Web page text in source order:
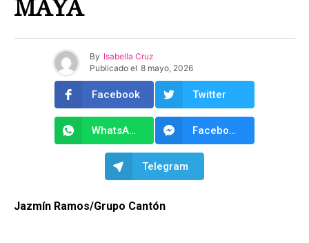
MAYA
By Isabella Cruz
Publicado el 8 mayo, 2026
Facebook Twitter
WhatsApp Facebook Messenger
Telegram
Jazmín Ramos/Grupo Cantón